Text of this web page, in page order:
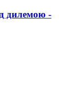
дилемою -